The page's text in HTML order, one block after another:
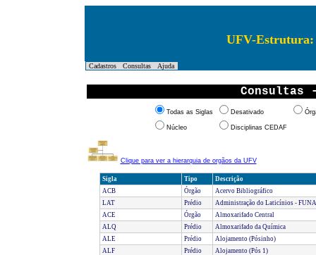
UFV-Estrutura:
Cadastros Consultas Ajuda
Consultas
Todas as Siglas Desativado
Núcleo Disciplinas CEDAF
Clique para ver a hierarquia de orgãos da UFV
Sigla Tipo
Descrição
ACB
Órgão
Acervo Bibliográfico
LAT
Prédio
Administração do Laticínios -
ACE
Órgão
Almoxarifado Central
ALQ
Prédio
Almoxarifado da Química
ALE
Prédio
Alojamento (Pósinho)
ALF
Prédio
Alojamento (Pós 1)